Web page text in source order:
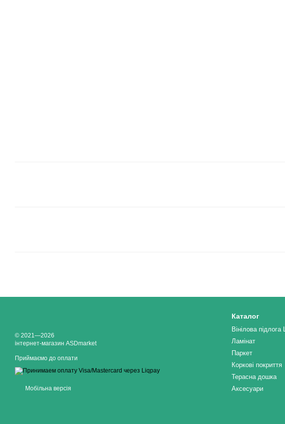
© 2021—2026
інтернет-магазин ASDmarket
Приймаємо до оплати
Мобільна версія
Каталог
Вінілова
Ламінат
Паркет
Коркові покриття
Терасна дошка
Аксесуари